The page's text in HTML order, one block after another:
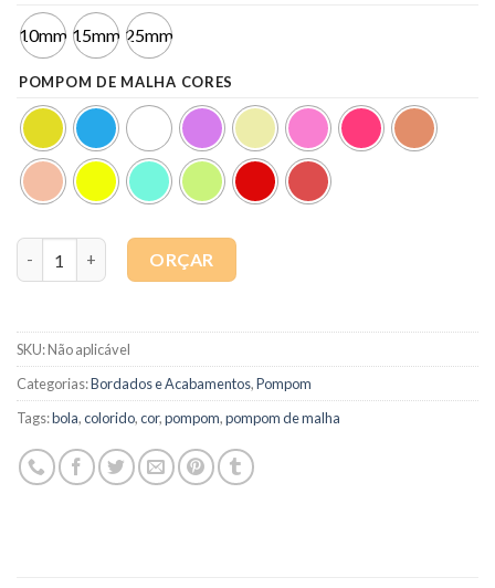
10mm 15mm 25mm
POMPOM DE MALHA CORES
ORÇAR
SKU:Não aplicável
Categorias:Bordados e Acabamentos,Pompom
Tags:bola,colorido,cor,pompom,pompom de malha